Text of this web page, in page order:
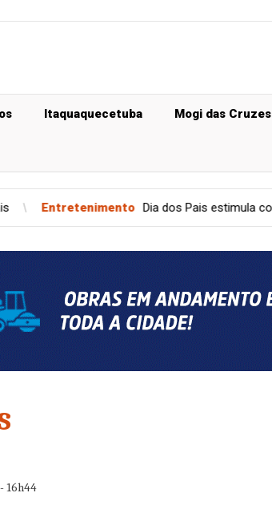
Itaquaquecetuba Mogi das Cruzes
Dia dos Pais estimula compras, mas pede
16h44